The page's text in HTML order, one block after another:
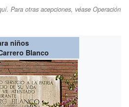
Para otras acepciones, véase Operación
niños
Blanco